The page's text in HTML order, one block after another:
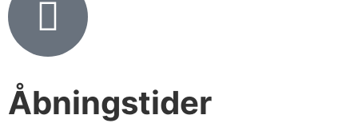
Åbningstider